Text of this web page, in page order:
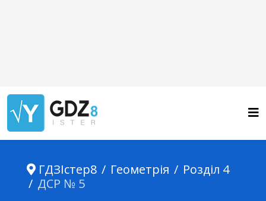
ГДЗІстер8 Геометрія
Розділ 4
ДСР № 5